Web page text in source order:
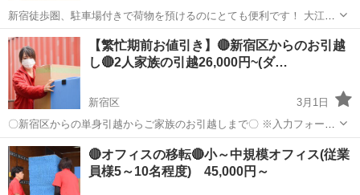
新宿徒歩圏、駐車場付きで荷物を預けるのにとても便利です！ 大江戸
線「西新宿五丁目駅」徒歩4分、「都庁前駅」徒歩7分、「新宿駅」徒
歩16分と好立地。 3畳、4畳、6畳の3スペースあり、計13畳分の荷物が
預かれる広々スペ...
東京 新宿区 引っ越し トランクルーム
【繁忙期前お値引き】🔴新宿区からのお引越
し🔴2人家族の引越26,000円~(ダ…
新宿区
3月1日
〇新宿区からの単身引越からご家族のお引越しまで〇 ※入力フォーム
のお名前スペースに『限定値引き見ました』とご入力ください※ ～よ
り詳細入力でカンタンお見積り比較～ https://forms.gle/J884xe2...
東京 新宿区
🔴オフィスの移転🔴小～中規模オフィス(従業
員様5～10名程度) 45,000円～